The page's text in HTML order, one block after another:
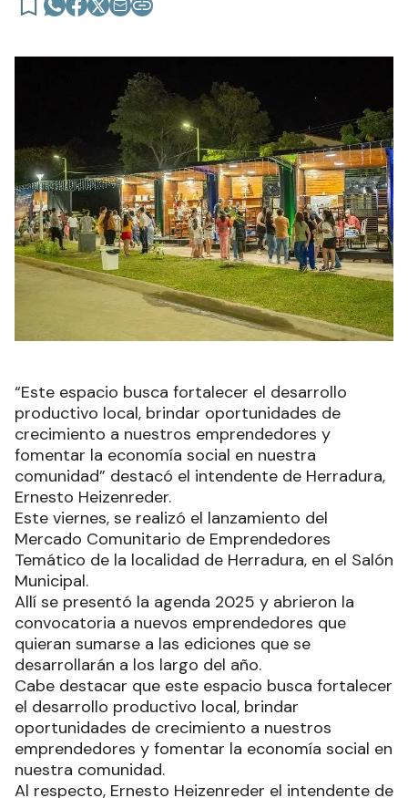
“Este espacio busca fortalecer el desarrollo
productivo local, brindar oportunidades de
crecimiento a nuestros emprendedores y
fomentar la economía social en nuestra
comunidad” destacó el intendente de Herradura,
Ernesto Heizenreder.
Este viernes, se realizó el lanzamiento del
Mercado Comunitario de Emprendedores
Temático de la localidad de Herradura, en el Salón
Municipal.
Allí se presentó la agenda 2025 y abrieron la
convocatoria a nuevos emprendedores que
quieran sumarse a las ediciones que se
desarrollarán a los largo del año.
Cabe destacar que este espacio busca fortalecer
el desarrollo productivo local, brindar
oportunidades de crecimiento a nuestros
emprendedores y fomentar la economía social en
nuestra comunidad.
Al respecto, Ernesto Heizenreder el intendente de